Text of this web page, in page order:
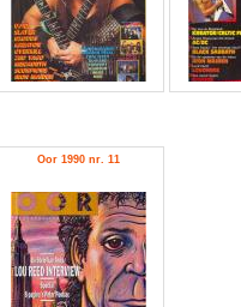
Oor 1990 nr. 11